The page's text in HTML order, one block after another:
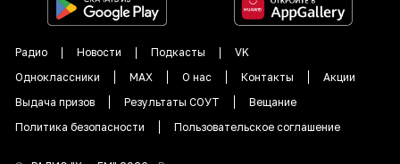
Радио Новости Подкасты
VK
Одноклассники
MAX О нас Контакты
Акции
Выдача призов
Результаты СОУТ
Вещание
Политика безопасности
Пользовательское соглашение